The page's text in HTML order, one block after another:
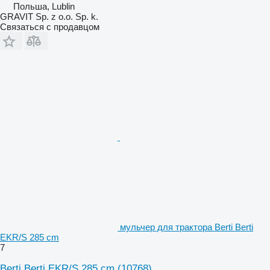
Польша, Lublin
GRAVIT Sp. z o.o. Sp. k.
Связаться с продавцом
мульчер для трактора Berti Berti
EKR/S 285 cm
7